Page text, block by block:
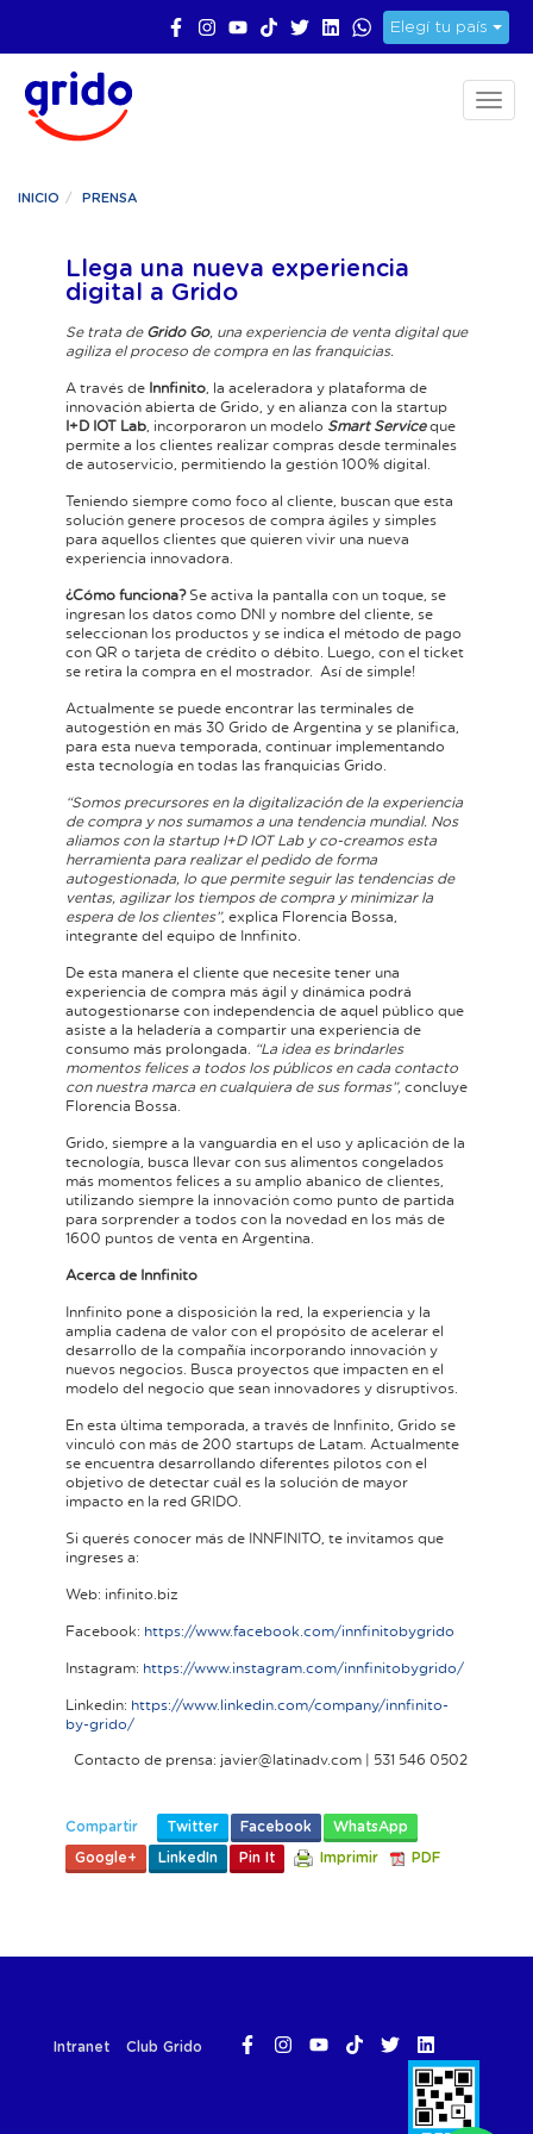
Elegí tu país
INICIO PRENSA
Llega una nueva experiencia
digital a Grido
Se trata de Grido Go, una experiencia de venta digital que
agiliza el proceso de compra en las franquicias.
A través de Innfinito, la aceleradora y plataforma de
innovación abierta de Grido, y en alianza con la startup
I+D IOT Lab, incorporaron un modelo Smart Serviceque
permite a los clientes realizar compras desde terminales
de autoservicio, permitiendo la gestión 100% digital.
Teniendo siempre como foco al cliente, buscan que esta
solución genere procesos de compra ágiles y simples
para aquellos clientes que quieren vivir una nueva
experiencia innovadora.
¿Cómo funciona?Se activa la pantalla con un toque, se
ingresan los datos como DNI y nombre del cliente, se
seleccionan los productos y se indica el método de pago
con QR o tarjeta de crédito o débito. Luego, con el ticket
se retira la compra en el mostrador. Así de simple!
Actualmente se puede encontrar las terminales de
autogestión en más 30 Grido de Argentina y se planifica,
para esta nueva temporada, continuar implementando
esta tecnología en todas las franquicias Grido.
“Somos precursores en la digitalización de la experiencia
de compra y nos sumamos a una tendencia mundial. Nos
aliamos con la startup I+D IOT Lab y co-creamos esta
herramienta para realizar el pedido de forma
autogestionada, lo que permite seguir las tendencias de
ventas, agilizar los tiempos de compra y minimizar la
espera de los clientes”, explica Florencia Bossa,
integrante del equipo de Innfinito.
De esta manera el cliente que necesite tener una
experiencia de compra más ágil y dinámica podrá
autogestionarse con independencia de aquel público que
asiste a la heladería a compartir una experiencia de
consumo más prolongada. “La idea es brindarles
momentos felices a todos los públicos en cada contacto
con nuestra marca en cualquiera de sus formas”, concluye
Florencia Bossa.
Grido, siempre a la vanguardia en el uso y aplicación de la
tecnología, busca llevar con sus alimentos congelados
más momentos felices a su amplio abanico de clientes,
utilizando siempre la innovación como punto de partida
para sorprender a todos con la novedad en los más de
1600 puntos de venta en Argentina.
Acerca de Innfinito
Innfinito pone a disposición la red, la experiencia y la
amplia cadena de valor con el propósito de acelerar el
desarrollo de la compañía incorporando innovación y
nuevos negocios. Busca proyectos que impacten en el
modelo del negocio que sean innovadores y disruptivos.
En esta última temporada, a través de Innfinito, Grido se
vinculó con más de 200 startups de Latam. Actualmente
se encuentra desarrollando diferentes pilotos con el
objetivo de detectar cuál es la solución de mayor
impacto en la red GRIDO.
Si querés conocer más de INNFINITO, te invitamos que
ingreses a:
Web: infinito.biz
Facebook: https://www.facebook.com/innfinitobygrido
Instagram: https://www.instagram.com/innfinitobygrido/
Linkedin: https://www.linkedin.com/company/innfinito-
by-grido/
Contacto de prensa: javier@latinadv.com | 531 546 0502
Compartir Twitter Facebook WhatsApp
Google+ LinkedIn Pin It Imprimir PDF
Intranet Club Grido